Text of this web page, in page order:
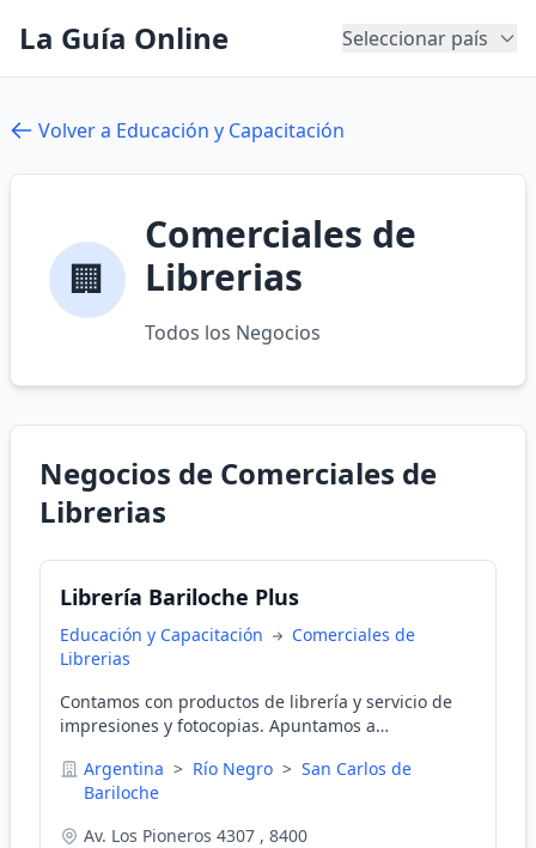
La Guía Online Seleccionar país
Volver a Educación y Capacitación
🏢
Comerciales de
Librerias
Todos los Negocios
Negocios de Comerciales de
Librerias
Librería Bariloche Plus
Educación y Capacitación
Comerciales de
Librerias
Contamos con productos de librería y servicio de
impresiones y fotocopias. Apuntamos a
empresas.
Argentina > Río Negro > San Carlos de
Bariloche
Av. Los Pioneros 4307 , 8400